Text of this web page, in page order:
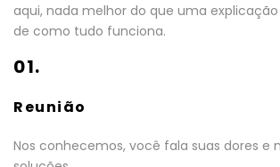
aqui, nada melhor do que uma explicação
de como tudo funciona.
01.
Reunião
Nos conhecemos, você fala suas dores e